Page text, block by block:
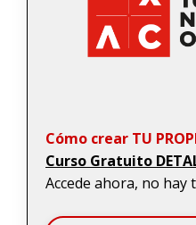
Cómo crear TU
Curso Gratuito
Accede ahora, no hay